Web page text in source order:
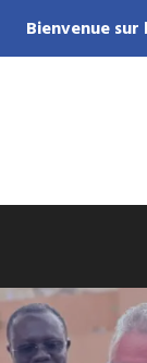
Bienvenue